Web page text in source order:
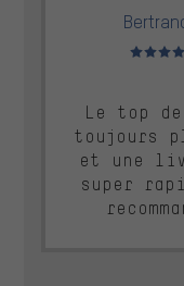
Note
Le top
toujours
et une
super